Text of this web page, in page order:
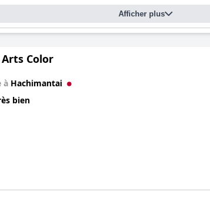
Afficher plus
Color
à Hachimantai
bien